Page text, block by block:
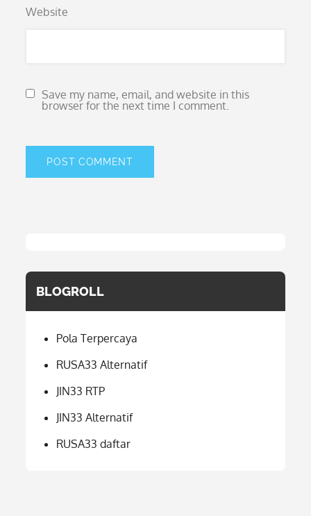
Website
Save my name, email, and website in this
browser for the next time I comment.
BLOGROLL
Pola Terpercaya
RUSA33 Alternatif
JIN33 RTP
JIN33 Alternatif
RUSA33 daftar